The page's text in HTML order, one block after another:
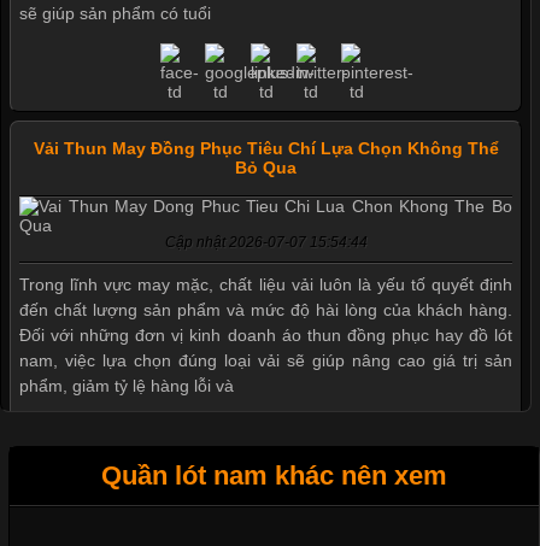
sẽ giúp sản phẩm có tuổi
Vải Thun May Đồng Phục Tiêu Chí Lựa Chọn Không Thể
Bỏ Qua
Cập nhật 2026-07-07 15:54:44
Trong lĩnh vực may mặc, chất liệu vải luôn là yếu tố quyết định
đến chất lượng sản phẩm và mức độ hài lòng của khách hàng.
Đối với những đơn vị kinh doanh áo thun đồng phục hay đồ lót
nam, việc lựa chọn đúng loại vải sẽ giúp nâng cao giá trị sản
phẩm, giảm tỷ lệ hàng lỗi và
Quần lót nam khác nên xem